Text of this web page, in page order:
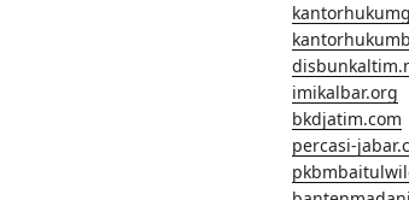
imikalbar.org
bkdjatim.com
percasi-